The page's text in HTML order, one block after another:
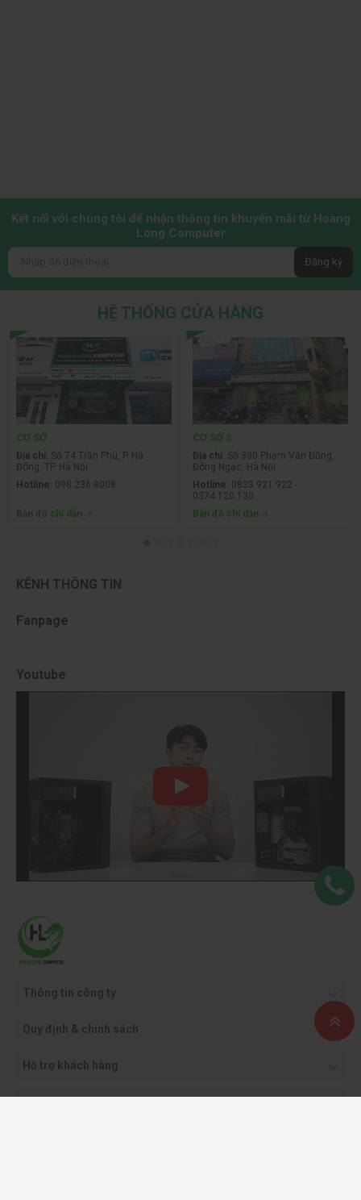
Kết nối với chúng tôi để nhận thông tin khuyến mãi từ Hoàng
Long Computer
Đăng ký
HỆ THỐNG CỬA HÀNG
CƠ SỞ
Địa chỉ: Số 74 Trần Phú, P. Hà
Đông, TP. Hà Nội
Hotline: 098.236.8008
Bản đồ chỉ dẫn
CƠ SỞ 3
Địa chỉ: Số 330 Phạm Văn Đồng,
Đông Ngạc, Hà Nội
Hotline: 0833.921.922 -
0374.120.130
Bản đồ chỉ dẫn
KÊNH THÔNG TIN
Fanpage
Youtube
Thông tin công ty
Quy định & chính sách
Hỗ trợ khách hàng